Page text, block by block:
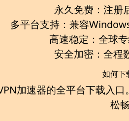
永久免费： 注册
多平台支持： 兼容
高速稳定： 全球
安全加密： 全程
如何下
加速器的全平台下载入
松